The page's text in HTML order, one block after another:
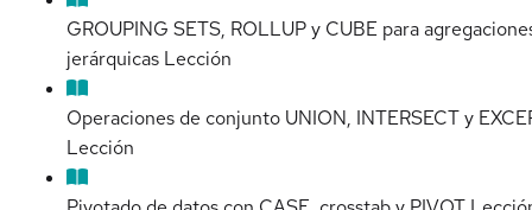
GROUPING SETS, ROLLUP y CUBE para
jerárquicas Lección
Operaciones de conjunto UNION, INTERSECT y
Lección